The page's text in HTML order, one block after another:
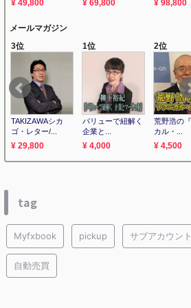
tag
Myfxbook pickup サブアカウント
自動売買